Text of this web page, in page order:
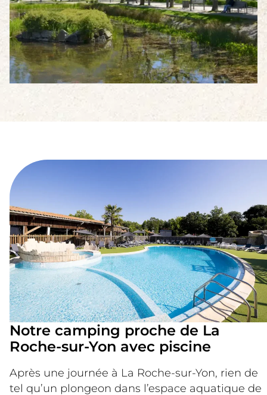
Notre camping proche de La
Roche-sur-Yon avec piscine
Après une journée à La Roche-sur-Yon, rien de
tel qu’un plongeon dans l’espace aquatique de